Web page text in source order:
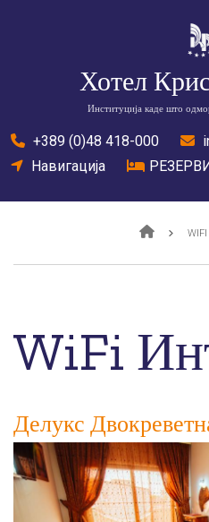
Хотел
Институција каде што
tel
+389 (0)48 418-000
location
Навигација bed
Breadcrumb
WiFi
Делукс